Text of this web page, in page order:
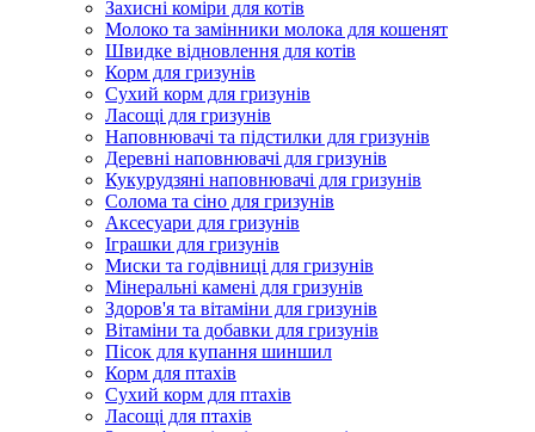
Захисні коміри для котів
Молоко та замінники молока для кошенят
Швидке відновлення для котів
Корм для гризунів
Сухий корм для гризунів
Ласощі для гризунів
Наповнювачі та підстилки для гризунів
Деревні наповнювачі для гризунів
Кукурудзяні наповнювачі для гризунів
Солома та сіно для гризунів
Аксесуари для гризунів
Іграшки для гризунів
Миски та годівниці для гризунів
Мінеральні камені для гризунів
Здоров'я та вітаміни для гризунів
Вітаміни та добавки для гризунів
Пісок для купання шиншил
Корм для птахів
Сухий корм для птахів
Ласощі для птахів